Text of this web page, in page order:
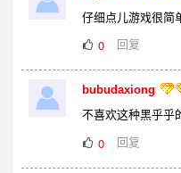
仔细点儿游戏很简
0
回复
bubudaxiong
不喜欢这种黑乎乎
0
回复